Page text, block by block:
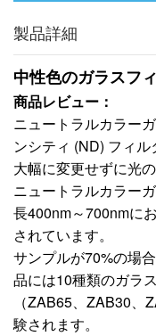
製品詳細
中性色のガラスフ
商品レビュー：
ニュートラルカラー
ンシティ (ND) フィ
大幅に変更せずに光
ニュートラルカラー
長400nm～700nmに
されています。
サンプルが70%の場
品には10種類のガラ
（ZAB65、ZAB30
験されます。